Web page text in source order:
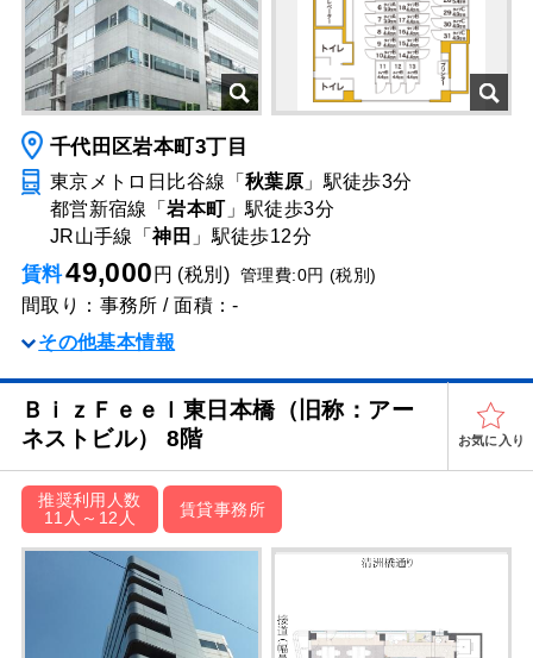
千代田区岩本町3丁目
東京メトロ日比谷線「 秋葉原 」駅徒歩3分
都営新宿線「岩本町 」駅徒歩3分
JR山手線「神田 」駅徒歩12分
賃料49,000 円 (税別) 管理費:0円 (税別)
間取り：事務所 / 面積：-
その他基本情報
ＢｉｚＦｅｅｌ東日本橋（旧称：アー
ネストビル） 8階
お気に入り
推奨利用人数
11人～12人
賃貸事務所